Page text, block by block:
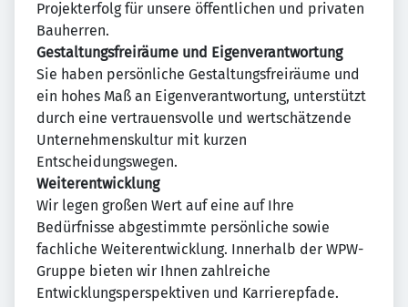
Projekterfolg für unsere öffentlichen und privaten
Bauherren.
Gestaltungsfreiräume und Eigenverantwortung
Sie haben persönliche Gestaltungsfreiräume und
ein hohes Maß an Eigenverantwortung, unterstützt
durch eine vertrauensvolle und wertschätzende
Unternehmenskultur mit kurzen
Entscheidungswegen.
Weiterentwicklung
Wir legen großen Wert auf eine auf Ihre
Bedürfnisse abgestimmte persönliche sowie
fachliche Weiterentwicklung. Innerhalb der WPW-
Gruppe bieten wir Ihnen zahlreiche
Entwicklungsperspektiven und Karrierepfade.